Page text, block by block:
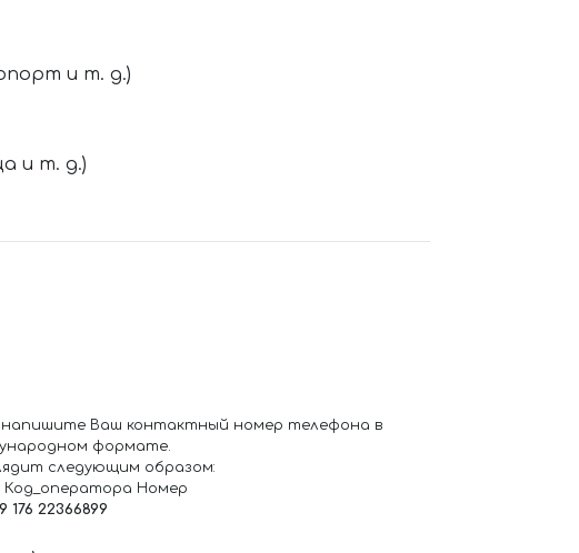
и т. д.)
и т. д.)
напишите Ваш контактный номер телефона в
формате.
следующим образом:
Код_оператора Номер
176 22366899